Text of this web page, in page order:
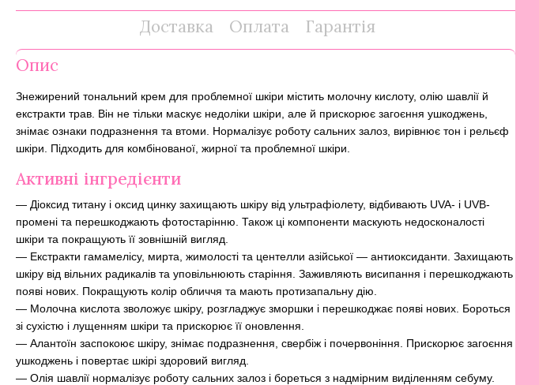
Доставка Оплата
Гарантія
Опис
Знежирений тональний крем для проблемної шкіри містить молочну кислоту, олію шавлії й
екстракти трав. Він не тільки маскує недоліки шкіри, але й прискорює загоєння ушкоджень,
знімає ознаки подразнення та втоми. Нормалізує роботу сальних залоз, вирівнює тон і рельєф
шкіри. Підходить для комбінованої, жирної та проблемної шкіри.
Активні інгредієнти
— Діоксид титану і оксид цинку захищають шкіру від ультрафіолету, відбивають UVA- і UVB-
промені та перешкоджають фотостарінню. Також ці компоненти маскують недосконалості
шкіри та покращують її зовнішній вигляд.
— Екстракти гамамелісу, мирта, жимолості та центелли азійської — антиоксиданти. Захищають
шкіру від вільних радикалів та уповільнюють старіння. Заживляють висипання і перешкоджають
появі нових. Покращують колір обличчя та мають протизапальну дію.
— Молочна кислота зволожує шкіру, розгладжує зморшки і перешкоджає появі нових. Бороться
зі сухістю і лущенням шкіри та прискорює її оновлення.
— Алантоїн заспокоює шкіру, знімає подразнення, свербіж і почервоніння. Прискорює загоєння
ушкоджень і повертає шкірі здоровий вигляд.
— Олія шавлії нормалізує роботу сальних залоз і бореться з надмірним виділенням себуму.